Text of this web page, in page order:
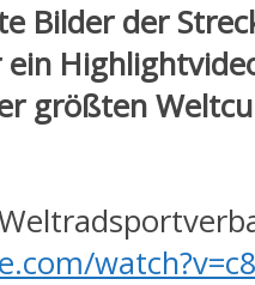
Bilder der
größten